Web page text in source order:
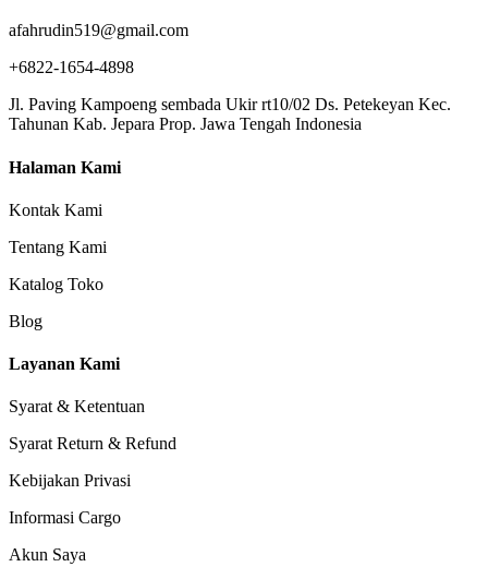
afahrudin519@gmail.com
+6822-1654-4898
Jl. Paving Kampoeng sembada Ukir rt10/02 Ds. Petekeyan Kec.
Tahunan Kab. Jepara Prop. Jawa Tengah Indonesia
Halaman Kami
Kontak Kami
Tentang Kami
Katalog Toko
Blog
Layanan Kami
Syarat & Ketentuan
Syarat Return & Refund
Kebijakan Privasi
Informasi Cargo
Akun Saya